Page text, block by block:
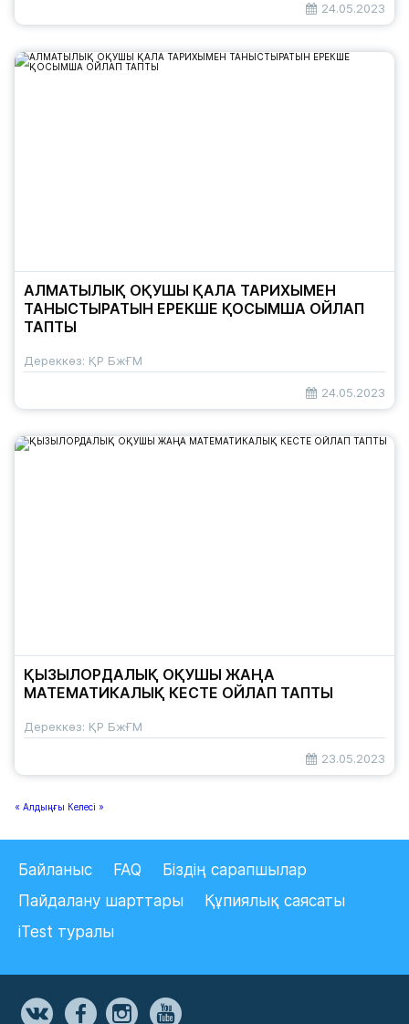
24.05.2023
АЛМАТЫЛЫҚ ОҚУШЫ ҚАЛА ТАРИХЫМЕН
ТАНЫСТЫРАТЫН ЕРЕКШЕ ҚОСЫМША ОЙЛАП
ТАПТЫ
Дереккөз: ҚР БжҒМ
24.05.2023
ҚЫЗЫЛОРДАЛЫҚ ОҚУШЫ ЖАҢА
МАТЕМАТИКАЛЫҚ КЕСТЕ ОЙЛАП ТАПТЫ
Дереккөз: ҚР БжҒМ
23.05.2023
« Алдыңғы Келесі »
Байланыс FAQ
Біздің сарапшылар
Пайдалану шарттары
Құпиялық саясаты
iTest туралы